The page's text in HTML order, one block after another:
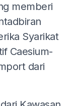
memberi
Syarikat
Caesium-
dari